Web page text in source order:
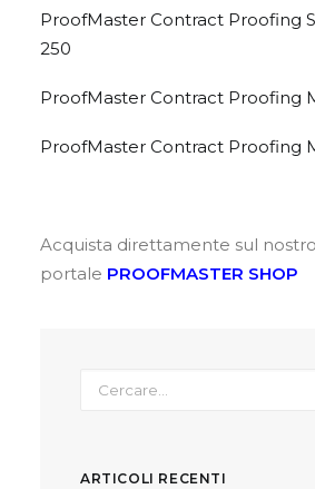
ProofMaster Contract Proofing
250
ProofMaster Contract Proofing
ProofMaster Contract Proofing
Acquista direttamente sul nostro
portale PROOFMASTER SHOP
ARTICOLI RECENTI